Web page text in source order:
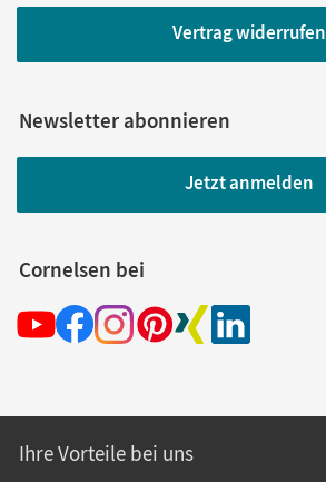
Vertrag widerrufen
Newsletter abonnieren
Jetzt anmelden
Cornelsen bei
Ihre Vorteile bei uns